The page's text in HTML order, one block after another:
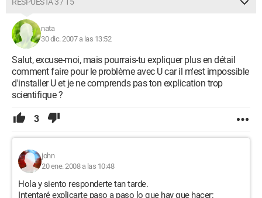
nata
30 dic. 2007 a las 13:52
Salut, excuse-moi, mais pourrais-tu expliquer plus en détail
comment faire pour le problème avec U car il m'est impossible
d'installer U et je ne comprends pas ton explication trop
scientifique ?
3
john
20 ene. 2008 a las 10:48
Hola y siento responderte tan tarde.
Intentaré explicarte paso a paso lo que hay que hacer: